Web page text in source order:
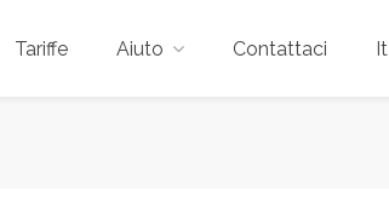
Tariffe Aiuto Contattaci It